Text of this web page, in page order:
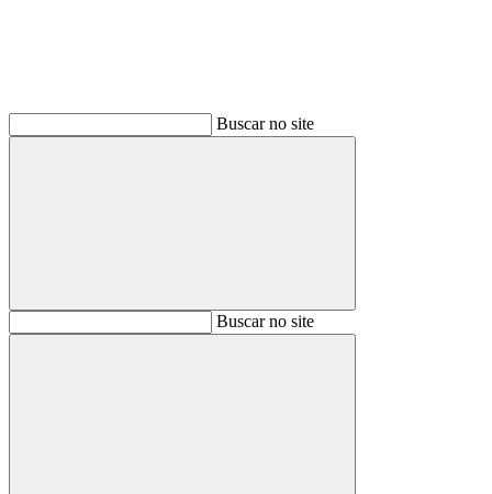
Buscar no site
BuscarBuscar no site